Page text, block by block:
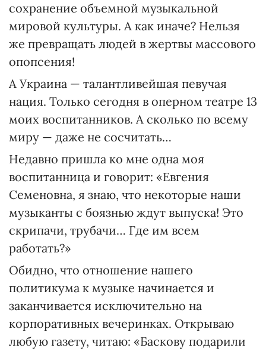
сохранение объемной музыкальной
мировой культуры. А как иначе? Нельзя
же превращать людей в жертвы массового
опопсения!
А Украина — талантливейшая певучая
нация. Только сегод­ня в оперном театре 13
моих воспитанников. А сколько по всему
миру — даже не сосчитать…
Недавно пришла ко мне одна моя
воспитанница и говорит: «Евгения
Семеновна, я знаю, что некоторые наши
музыканты с боязнью ждут выпуска! Это
скрипачи, трубачи… Где им всем
работать?»
Обидно, что отношение нашего
политикума к музыке начинается и
заканчивается исключительно на
корпоративных вечеринках. Открываю
любую газету, читаю: «Баскову подарили